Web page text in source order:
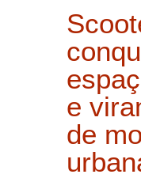
e
de